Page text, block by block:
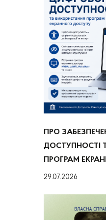
ПРО
ДОСТУПНОСТІ
ПРОГРАМ
29.07.2026